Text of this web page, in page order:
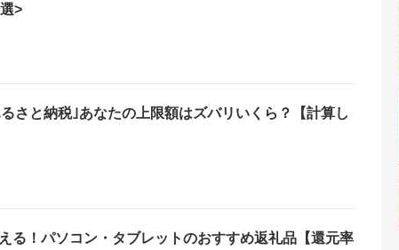
>
るさと納税｣あなたの上限額はズバリいくら？【計算し
る！パソコン・タブレットのおすすめ返礼品【還元率